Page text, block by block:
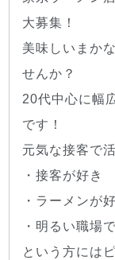
大募集！
美味しいまか
せんか？
20代中心に幅
です！
元気な接客で
・接客が好き
・ラーメンが
・明るい職場
という方には